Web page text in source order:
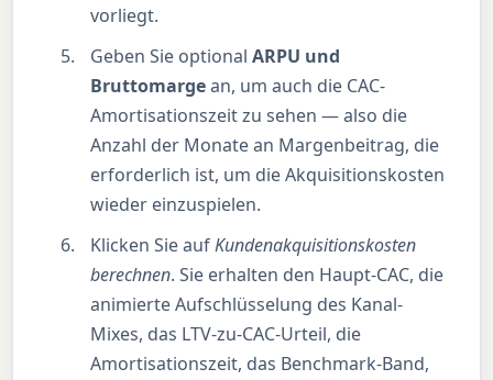
vorliegt.
Geben Sie optionalARPU und
Bruttomargean, um auch die CAC-
Amortisationszeit zu sehen — also die
Anzahl der Monate an Margenbeitrag, die
erforderlich ist, um die Akquisitionskosten
wieder einzuspielen.
Klicken Sie aufKundenakquisitionskosten
berechnen. Sie erhalten den Haupt-CAC, die
animierte Aufschlüsselung des Kanal-
Mixes, das LTV-zu-CAC-Urteil, die
Amortisationszeit, das Benchmark-Band,